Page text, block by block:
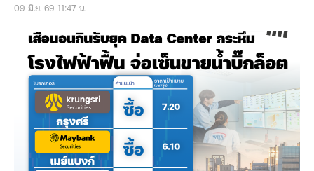
09 มิ.ย. 69 11:47 น.